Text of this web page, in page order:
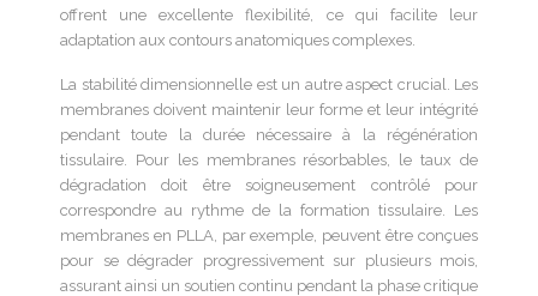
offrent une excellente flexibilité, ce qui facilite leur
adaptation aux contours anatomiques complexes.
La stabilité dimensionnelle est un autre aspect crucial. Les
membranes doivent maintenir leur forme et leur intégrité
pendant toute la durée nécessaire à la régénération
tissulaire. Pour les membranes résorbables, le taux de
dégradation doit être soigneusement contrôlé pour
correspondre au rythme de la formation tissulaire. Les
membranes en PLLA, par exemple, peuvent être conçues
pour se dégrader progressivement sur plusieurs mois,
assurant ainsi un soutien continu pendant la phase critique